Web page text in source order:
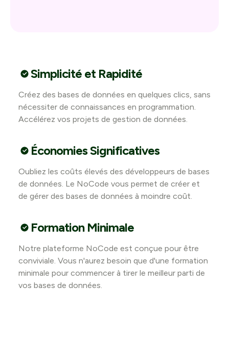
Simplicité et Rapidité
Créez des bases de données en quelques clics, sans
nécessiter de connaissances en programmation.
Accélérez vos projets de gestion de données.
Économies Significatives
Oubliez les coûts élevés des développeurs de bases
de données. Le NoCode vous permet de créer et
de gérer des bases de données à moindre coût.
Formation Minimale
Notre plateforme NoCode est conçue pour être
conviviale. Vous n'aurez besoin que d'une formation
minimale pour commencer à tirer le meilleur parti de
vos bases de données.